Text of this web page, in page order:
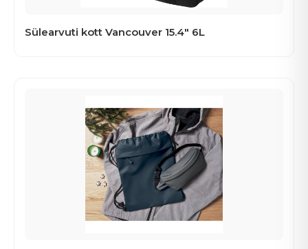
Sülearvuti kott Vancouver 15.4" 6L